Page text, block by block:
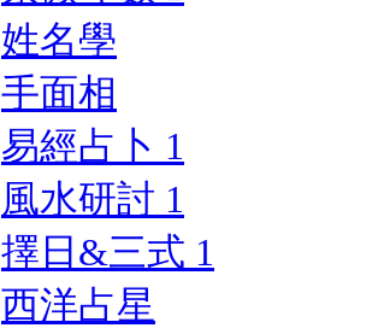
姓名學
手面相
易經占卜 1
風水研討 1
擇日&三式 1
西洋占星